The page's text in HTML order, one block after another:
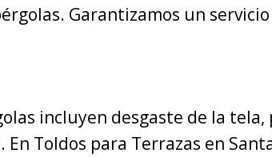
Garantizamos un
incluyen desgaste de la
Toldos para Terrazas en